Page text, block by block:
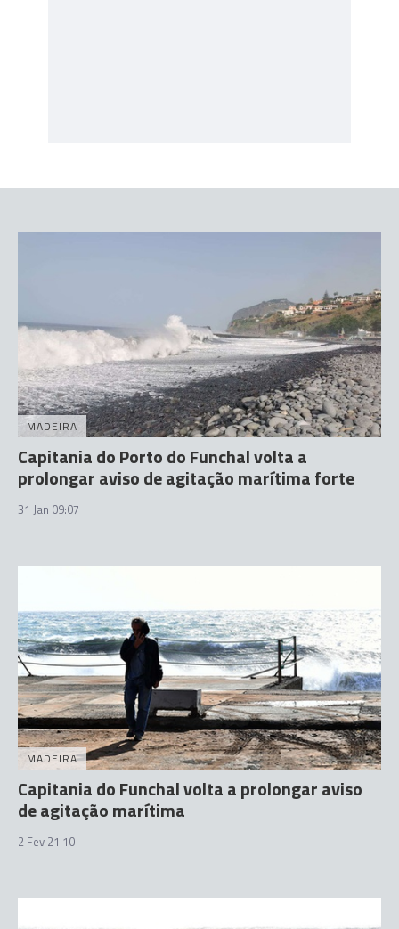
MADEIRA
Capitania do Porto do Funchal volta a
prolongar aviso de agitação marítima forte
31 Jan 09:07
MADEIRA
Capitania do Funchal volta a prolongar aviso
de agitação marítima
2 Fev 21:10